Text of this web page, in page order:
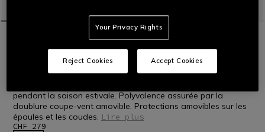
HOMMES BLOUSONS
NOUVEAUTÉS
ALFAMA AIR TEX - BLOUSON MOTO D'ÉTÉ
EN MESH HOMME
pendant la saison estivale. Polyvalence assurée par la
doublure coupe-vent amovible. Protections amovibles sur les
épaules et les coudes. Lire plus
CHF 279
Your Privacy Rights
Reject Cookies Accept Cookies